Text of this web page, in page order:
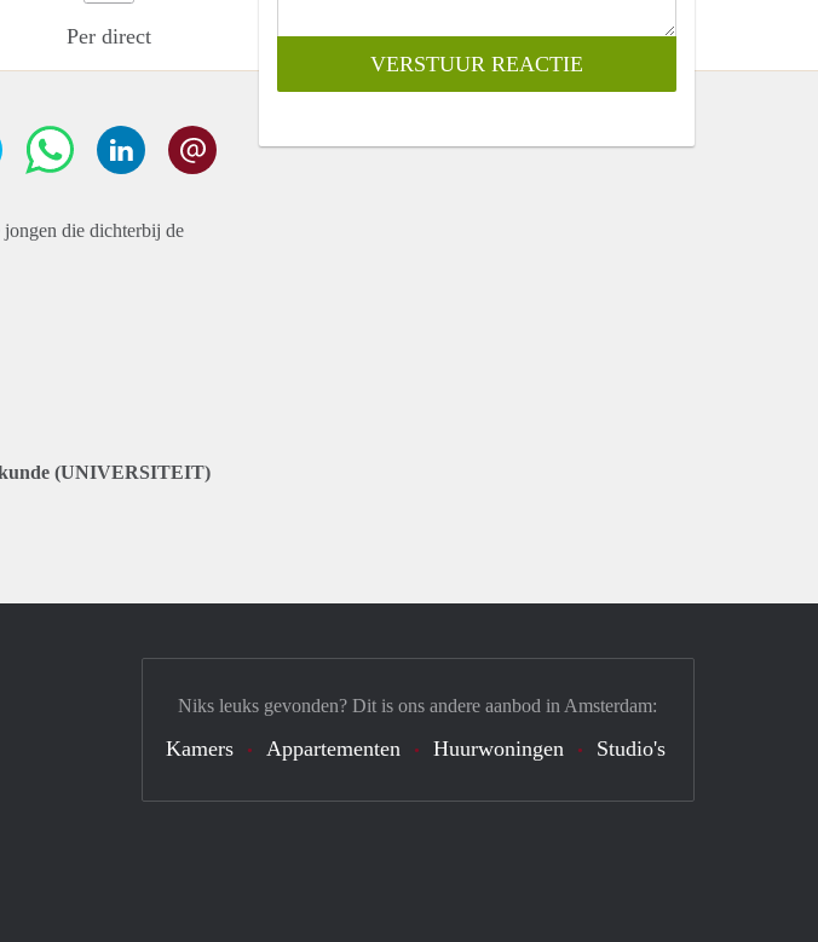
Per direct
jongen die dichterbij de
(UNIVERSITEIT)
Niks leuks gevonden? Dit is ons andere aanbod in Amsterdam:
Kamers Appartementen Huurwoningen Studio's